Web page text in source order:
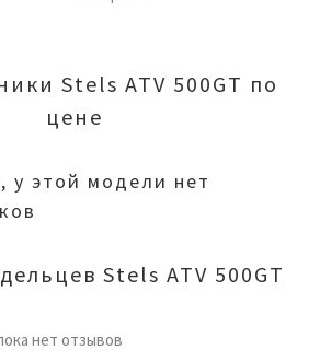
Stels ATV 500GT по
цене
у этой модели нет
Stels ATV 500GT
нет отзывов